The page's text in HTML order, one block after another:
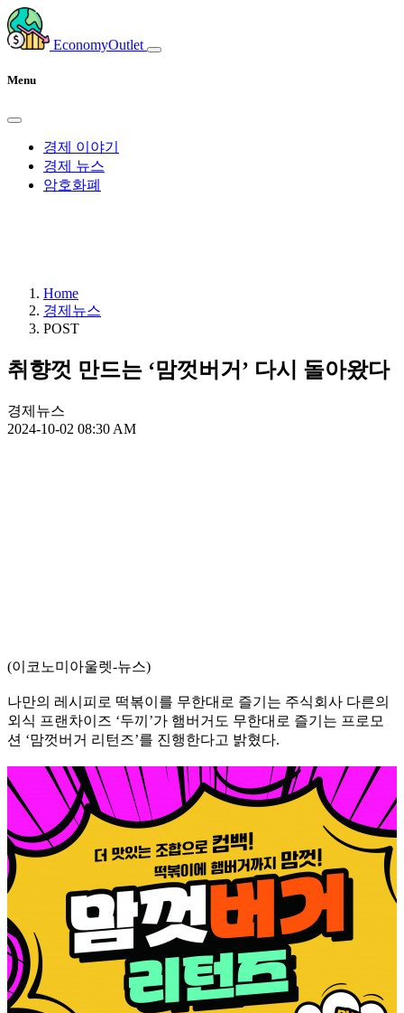
EconomyOutlet
Menu
경제 이야기
경제 뉴스
암호화폐
Home
경제뉴스
POST
취향껏 만드는 ‘맘껏버거’ 다시 돌아왔다
경제뉴스
2024-10-02 08:30 AM
(이코노미아울렛-뉴스)
나만의 레시피로 떡볶이를 무한대로 즐기는 주식회사 다른의
외식 프랜차이즈 ‘두끼’가 햄버거도 무한대로 즐기는 프로모
션 ‘맘껏버거 리턴즈’를 진행한다고 밝혔다.